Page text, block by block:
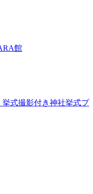
館
挙式撮影付き神社挙式プ